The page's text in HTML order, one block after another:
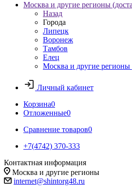
Москва и другие регионы
Назад
Города
Липецк
Воронеж
Тамбов
Елец
Москва и другие регионы
Личный кабинет
Корзина0
Отложенные0
Сравнение товаров0
+7(4742) 370-333
Контактная информация
Москва и другие регионы
internet@shintorg48.ru